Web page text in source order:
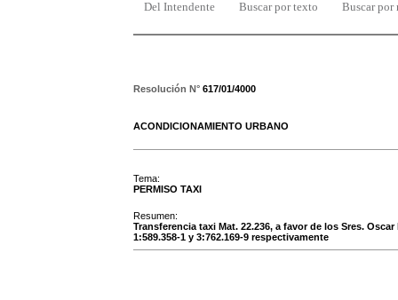
Del Intendente Buscar por texto Buscar por
Resolución N° 617/01/4000
ACONDICIONAMIENTO URBANO
Tema:
PERMISO TAXI
Resumen:
Transferencia taxi Mat. 22.236, a favor de los Sres.
1:589.358-1 y 3:762.169-9 respectivamente